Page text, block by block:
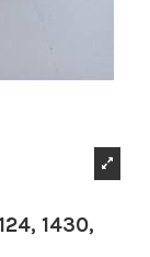
1430,